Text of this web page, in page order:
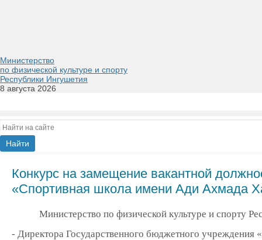
Министерство
по физической культуре и спорту
Республики Ингушетия
8 августа 2026
Конкурс на замещение вакантной
«Спортивная школа имени Ади Ахмада
Министерство по физической культуре и спорту
- Директора Государственного бюджетного